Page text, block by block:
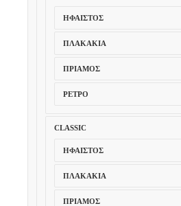
ΉΦΑΙΣΤΟΣ
ΠΛΑΚΆΚΙΑ
ΠΡΊΑΜΟΣ
ΡΕΤΡΌ
CLASSIC
ΉΦΑΙΣΤΟΣ
ΠΛΑΚΆΚΙΑ
ΠΡΊΑΜΟΣ